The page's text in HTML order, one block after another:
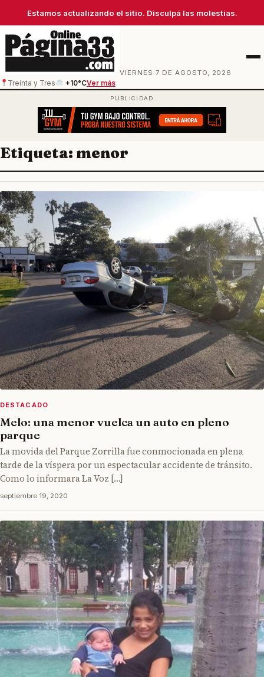
Estamos actualizando el sitio. Disculpá las molestias.
VIERNES 7 DE AGOSTO, 2026
Treinta y Tres
+10°CVer más
Menú
Etiqueta:menor
DESTACADO
Melo: una menor vuelca un auto en pleno
parque
La movida del Parque Zorrilla fue conmocionada en plena
tarde de la víspera por un espectacular accidente de tránsito.
Como lo informara La Voz […]
septiembre 19, 2020